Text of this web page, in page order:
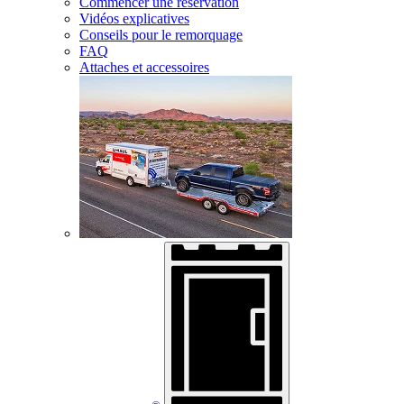
Vidéos explicatives
Conseils pour le remorquage
FAQ
Attaches et accessoires